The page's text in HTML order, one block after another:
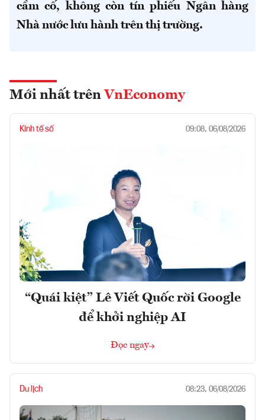
cầm cố, không còn tín phiếu Ngân hàng
Nhà nước lưu hành trên thị trường.
Mới nhất trên VnEconomy
Kinh tế số 09:08, 06/08/2026
“Quái kiệt” Lê Viết Quốc rời Google
để khởi nghiệp AI
Đọc ngay
Du lịch 08:23, 06/08/2026